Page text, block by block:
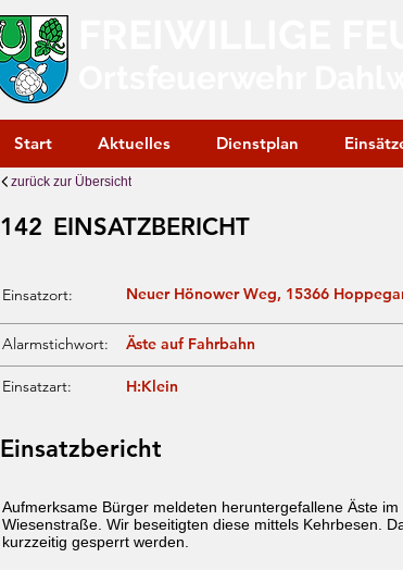
Start Aktuelles Dienstplan
zurück zur Übersicht
142 EINSATZBERICHT
Neuer Hönower Weg, 15366
Äste auf Fahrbahn
H:Klein
Einsatzort:
Alarmstichwort:
Einsatzart:
Einsatzbericht
Aufmerksame Bürger meldeten heruntergefallene Äste
Wiesenstraße. Wir beseitigten diese mittels Kehrbesen.
kurzzeitig gesperrt werden.